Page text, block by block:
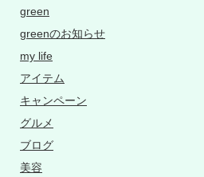
green
greenのお知らせ
my life
アイテム
キャンペーン
グルメ
ブログ
美容